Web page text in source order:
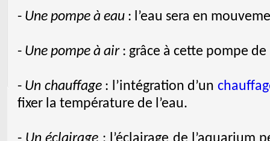
- Une pompe à eau: l’eau sera en
- Une pompe à air: grâce à cette pompe de
- Un chauffage: l’intégration d’un
fixer la température de l’eau.